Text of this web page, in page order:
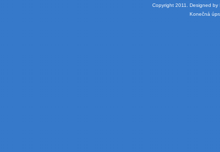
Copyright 2011.Designed by
Konečná